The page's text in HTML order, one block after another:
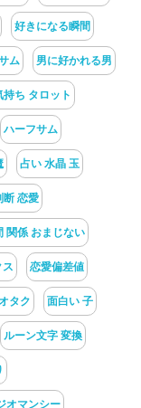
好きになる瞬間
ム 男に好かれる男
持ち タロット
ハーフサム
占い 水晶 玉
断 恋愛
関係 おまじない
恋愛偏差値
タク 面白い 子
ルーン文字 変換
オマンシー